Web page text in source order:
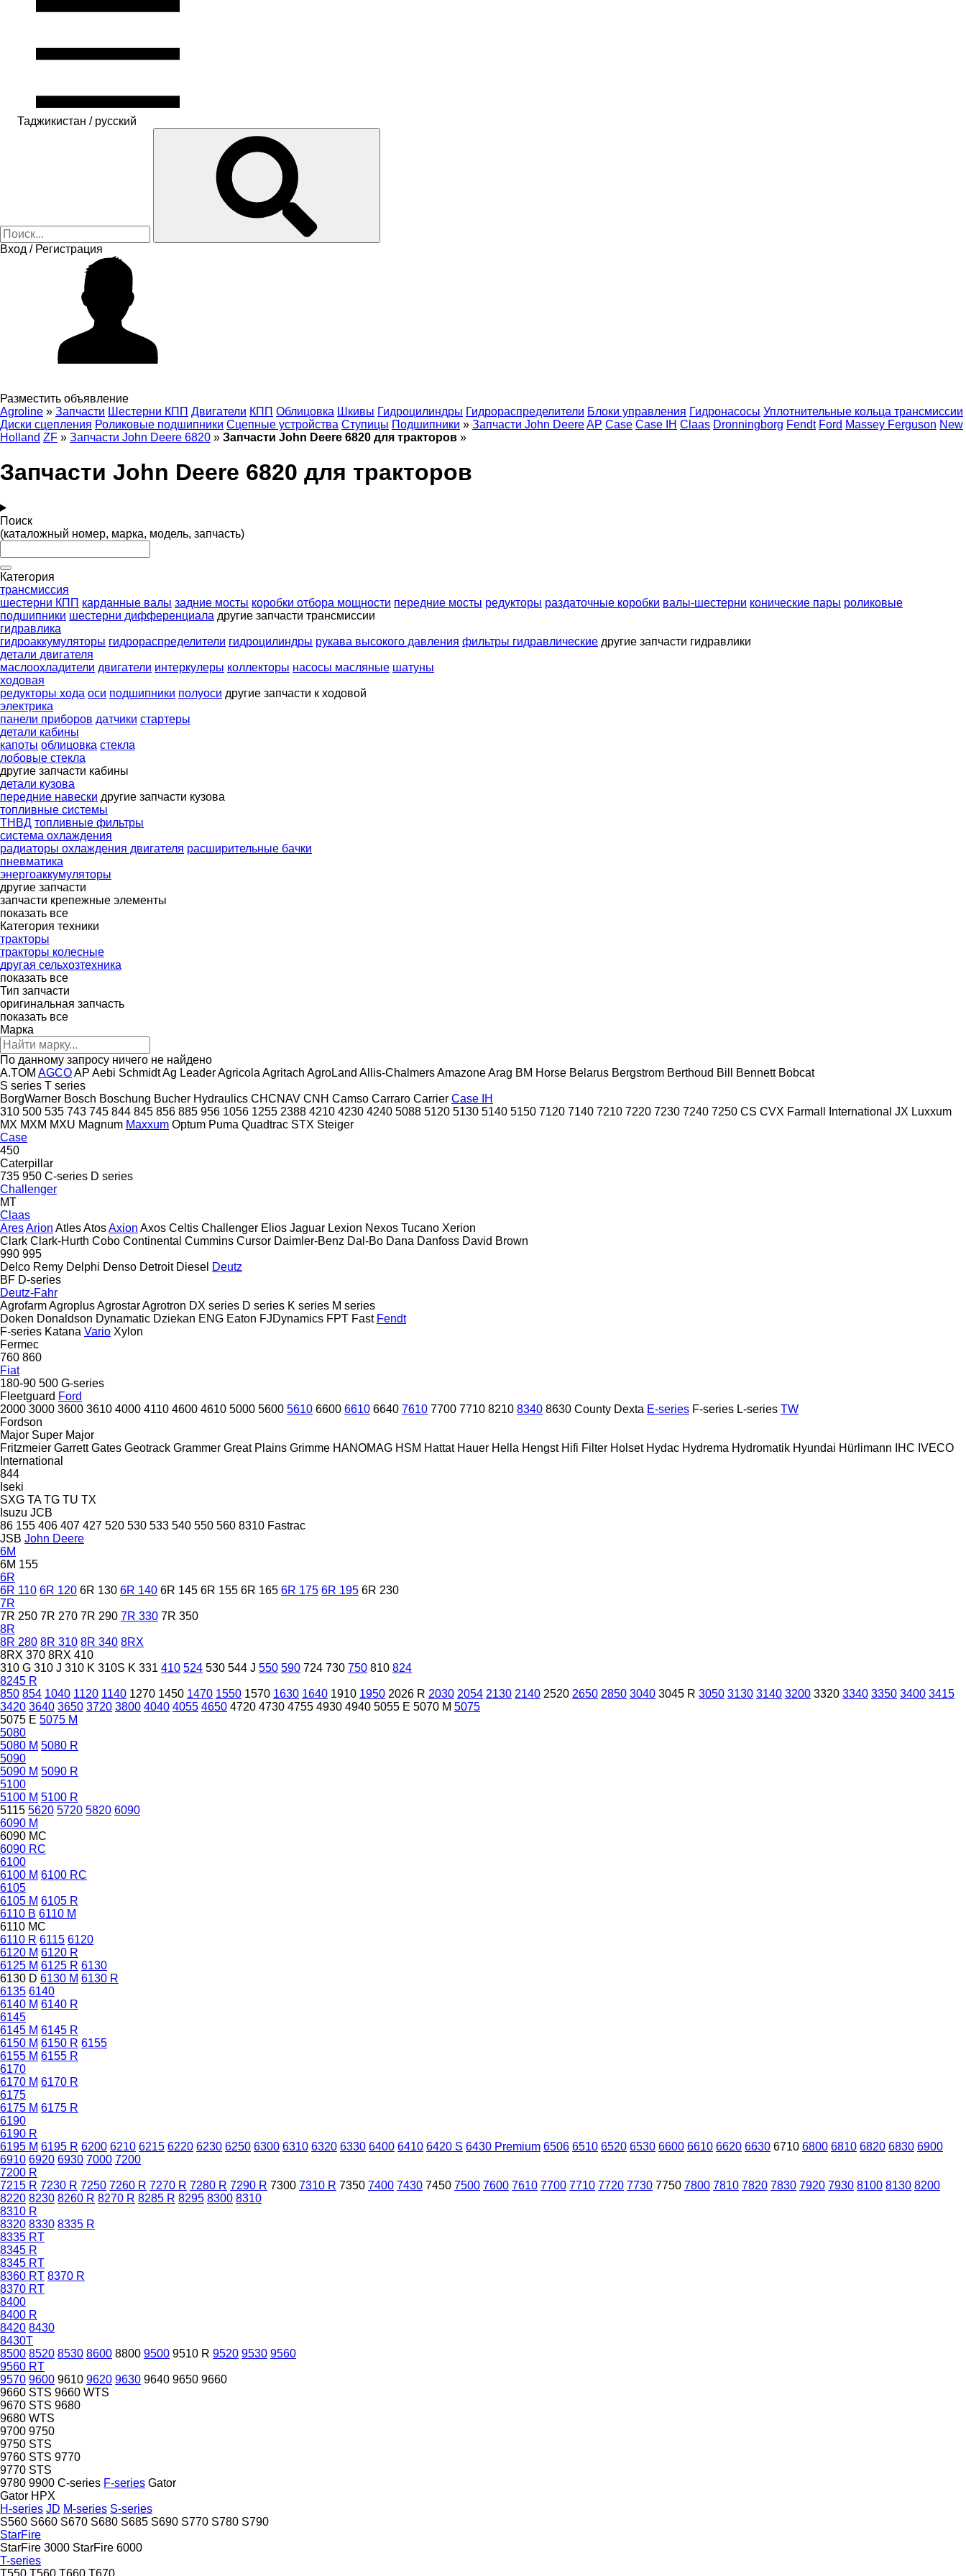
Таджикистан / русский
Вход / Регистрация
Разместить объявление
Agroline » Запчасти Шестерни КПП Двигатели КПП Облицовка Шкивы Гидроцилиндры Гидрораспределители Блоки управления Гидронасосы Уплотнительные кольца трансмиссии
Диски сцепления Роликовые подшипники Сцепные устройства Ступицы Подшипники » Запчасти John DeereAP Case Case IH Claas Dronningborg Fendt Ford Massey Ferguson New
Holland ZF » Запчасти John Deere 6820 » Запчасти John Deere 6820 для тракторов »
Запчасти John Deere 6820 для тракторов
Поиск
(каталожный номер, марка, модель, запчасть)
Категория
трансмиссия
шестерни КПП карданные валы задние мосты коробки отбора мощности передние мосты редукторы раздаточные коробки валы-шестерни конические пары роликовые
подшипники шестерни дифференциала другие запчасти трансмиссии
гидравлика
гидроаккумуляторы гидрораспределители гидроцилиндры рукава высокого давления фильтры гидравлические другие запчасти гидравлики
детали двигателя
маслоохладители двигатели интеркулеры коллекторы насосы масляные шатуны
ходовая
редукторы хода оси подшипники полуоси другие запчасти к ходовой
электрика
панели приборов датчики стартеры
детали кабины
капоты облицовка стекла
лобовые стекла
другие запчасти кабины
детали кузова
передние навески другие запчасти кузова
топливные системы
ТНВД топливные фильтры
система охлаждения
радиаторы охлаждения двигателя расширительные бачки
пневматика
энергоаккумуляторы
другие запчасти
запчасти крепежные элементы
показать все
Категория техники
тракторы
тракторы колесные
другая сельхозтехника
показать все
Тип запчасти
оригинальная запчасть
показать все
Марка
По данному запросу ничего не найдено
A.TOM AGCOAP Aebi SchmidtAg LeaderAgricola Agritach AgroLand Allis-ChalmersAmazoneArag BM Horse Belarus Bergstrom Berthoud Bill Bennett Bobcat
S series T series
BorgWarner Bosch Boschung Bucher Hydraulics CHCNAV CNH Camso Carraro Carrier Case IH
310 500 535 743 745 844 845 856 885 956 1056 1255 2388 4210 4230 4240 5088 5120 5130 5140 5150 7120 7140 7210 7220 7230 7240 7250 CS CVX Farmall International JX Luxxum
MX MXM MXU Magnum Maxxum Optum Puma Quadtrac STX Steiger
Case
450
Caterpillar
735 950 C-series D series
Challenger
MT
Claas
AresArion AtlesAtosAxion Axos Celtis Challenger Elios Jaguar Lexion Nexos Tucano Xerion
Clark Clark-Hurth Cobo Continental Cummins Cursor Daimler-Benz Dal-Bo Dana Danfoss David Brown
990 995
Delco Remy Delphi Denso Detroit Diesel Deutz
BF D-series
Deutz-Fahr
AgrofarmAgroplusAgrostarAgrotron DX series D series K series M series
Doken Donaldson Dynamatic Dziekan ENG Eaton FJDynamics FPT Fast Fendt
F-series Katana Vario Xylon
Fermec
760 860
Fiat
180-90 500 G-series
Fleetguard Ford
2000 3000 3600 3610 4000 4110 4600 4610 5000 5600 5610 6600 6610 6640 7610 7700 7710 8210 8340 8630 County Dexta E-series F-series L-series TW
Fordson
Major Super Major
Fritzmeier Garrett Gates Geotrack Grammer Great Plains Grimme HANOMAG HSM Hattat Hauer Hella Hengst Hifi Filter Holset Hydac Hydrema Hydromatik Hyundai Hürlimann IHC IVECO
International
844
Iseki
SXG TA TG TU TX
Isuzu JCB
86 155 406 407 427 520 530 533 540 550 560 8310 Fastrac
JSB John Deere
6M
6M 155
6R
6R 110 6R 120 6R 130 6R 140 6R 145 6R 155 6R 165 6R 175 6R 195 6R 230
7R
7R 250 7R 270 7R 290 7R 330 7R 350
8R
8R 280 8R 310 8R 340 8RX
8RX 370 8RX 410
310 G 310 J 310 K 310S K 331 410 524 530 544 J 550 590 724 730 750 810 824
8245 R
850 854 1040 1120 1140 1270 1450 1470 1550 1570 1630 1640 1910 1950 2026 R 2030 2054 2130 2140 2520 2650 2850 3040 3045 R 3050 3130 3140 3200 3320 3340 3350 3400 3415
3420 3640 3650 3720 3800 4040 4055 4650 4720 4730 4755 4930 4940 5055 E 5070 M 5075
5075 E 5075 M
5080
5080 M 5080 R
5090
5090 M 5090 R
5100
5100 M 5100 R
5115 5620 5720 5820 6090
6090 M
6090 MC
6090 RC
6100
6100 M 6100 RC
6105
6105 M 6105 R
6110 B 6110 M
6110 MC
6110 R 6115 6120
6120 M 6120 R
6125 M 6125 R 6130
6130 D 6130 M 6130 R
6135 6140
6140 M 6140 R
6145
6145 M 6145 R
6150 M 6150 R 6155
6155 M 6155 R
6170
6170 M 6170 R
6175
6175 M 6175 R
6190
6190 R
6195 M 6195 R 6200 6210 6215 6220 6230 6250 6300 6310 6320 6330 6400 6410 6420 S 6430 Premium 6506 6510 6520 6530 6600 6610 6620 6630 6710 6800 6810 6820 6830 6900
6910 6920 6930 7000 7200
7200 R
7215 R 7230 R 7250 7260 R 7270 R 7280 R 7290 R 7300 7310 R 7350 7400 7430 7450 7500 7600 7610 7700 7710 7720 7730 7750 7800 7810 7820 7830 7920 7930 8100 8130 8200
8220 8230 8260 R 8270 R 8285 R 8295 8300 8310
8310 R
8320 8330 8335 R
8335 RT
8345 R
8345 RT
8360 RT 8370 R
8370 RT
8400
8400 R
8420 8430
8430T
8500 8520 8530 8600 8800 9500 9510 R 9520 9530 9560
9560 RT
9570 9600 9610 9620 9630 9640 9650 9660
9660 STS 9660 WTS
9670 STS 9680
9680 WTS
9700 9750
9750 STS
9760 STS 9770
9770 STS
9780 9900 C-series F-series Gator
Gator HPX
H-series JD M-series S-series
S560 S660 S670 S680 S685 S690 S770 S780 S790
StarFire
StarFire 3000 StarFire 6000
T-series
T550 T560 T660 T670